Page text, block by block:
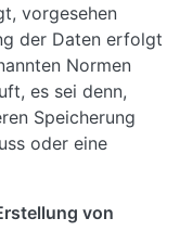
vorgesehen
der Daten erfolgt
Normen
es sei denn,
Speicherung
oder eine
von